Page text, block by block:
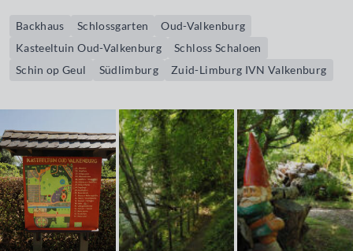
Backhaus Schlossgarten
Oud-Valkenburg
Kasteeltuin Oud-Valkenburg
Schloss Schaloen
Schin op Geul
Südlimburg Zuid-Limburg IVN Valkenburg